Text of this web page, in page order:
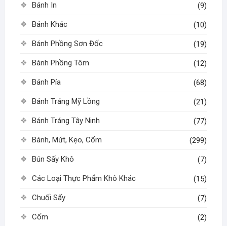
Bánh In (9)
Bánh Khác (10)
Bánh Phồng Sơn Đốc (19)
Bánh Phồng Tôm (12)
Bánh Pía (68)
Bánh Tráng Mỹ Lồng (21)
Bánh Tráng Tây Ninh (77)
Bánh, Mứt, Kẹo, Cốm (299)
Bún Sấy Khô (7)
Các Loại Thực Phẩm Khô Khác (15)
Chuối Sấy (7)
Cốm (2)